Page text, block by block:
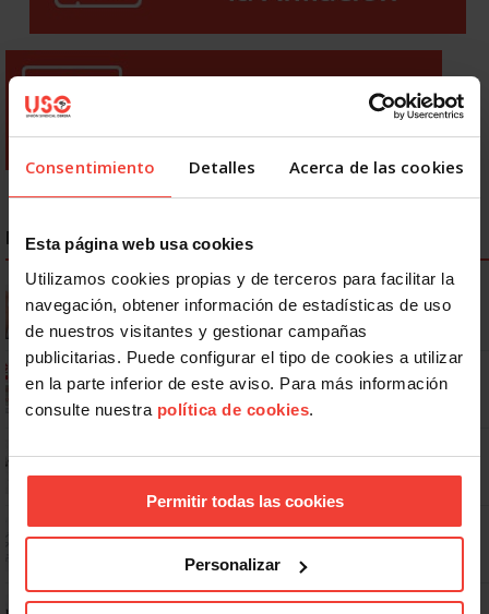
Consentimiento Detalles Acerca de las cookies
Esta página web usa cookies
Utilizamos cookies propias y de terceros para facilitar la
navegación, obtener información de estadísticas de uso
de nuestros visitantes y gestionar campañas
publicitarias. Puede configurar el tipo de cookies a utilizar
en la parte inferior de este aviso. Para más información
consulte nuestra política de cookies.
Permitir todas las cookies
Personalizar
NOTICIAS MÁS LEÍDAS
Se actualizan las patologías para acceder a la jubilación
anticipada por discapacidad
Ya os podéis descargar la app de USO
Dudas frecuentes sobre las vacaciones
Prepara gratis con USO las oposiciones a AGE, Seguridad Social y